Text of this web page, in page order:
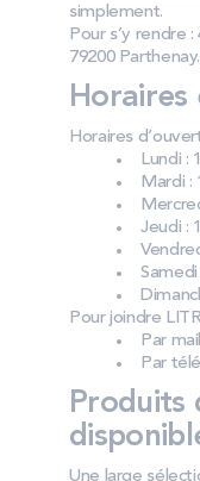
simplement.
Pour s’y rendre
79200 Parthenay.
Horaires
Lundi :
Mardi :
Jeudi :
Samedi
Pour joindre
Par
Par
Produits
Une large